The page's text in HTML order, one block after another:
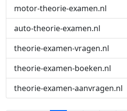
motor-theorie-examen.nl
auto-theorie-examen.nl
theorie-examen-vragen.nl
theorie-examen-boeken.nl
theorie-examen-aanvragen.nl